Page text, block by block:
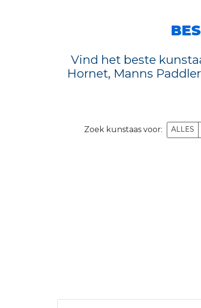
Vind het beste
Hornet, Manns
Zoek kunstaas voor: ALLES